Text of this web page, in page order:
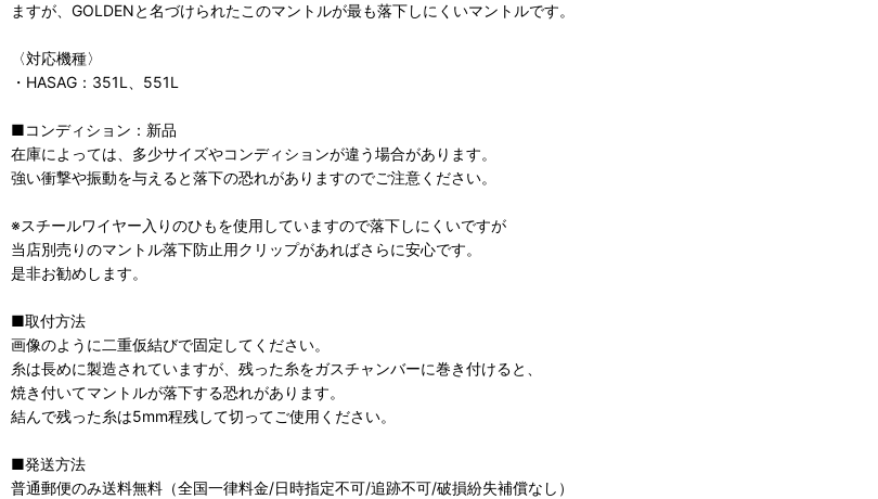
ますが、GOLDENと名づけられたこのマントルが最も落下しにくいマントルです。
〈対応機種〉
・HASAG：351L、551L
■コンディション：新品
在庫によっては、多少サイズやコンディションが違う場合があります。
強い衝撃や振動を与えると落下の恐れがありますのでご注意ください。
※スチールワイヤー入りのひもを使用していますので落下しにくいですが
当店別売りのマントル落下防止用クリップがあればさらに安心です。
是非お勧めします。
■取付方法
画像のように二重仮結びで固定してください。
糸は長めに製造されていますが、残った糸をガスチャンバーに巻き付けると、
焼き付いてマントルが落下する恐れがあります。
結んで残った糸は5mm程残して切ってご使用ください。
■発送方法
普通郵便のみ送料無料（全国一律料金/日時指定不可/追跡不可/破損紛失補償なし）